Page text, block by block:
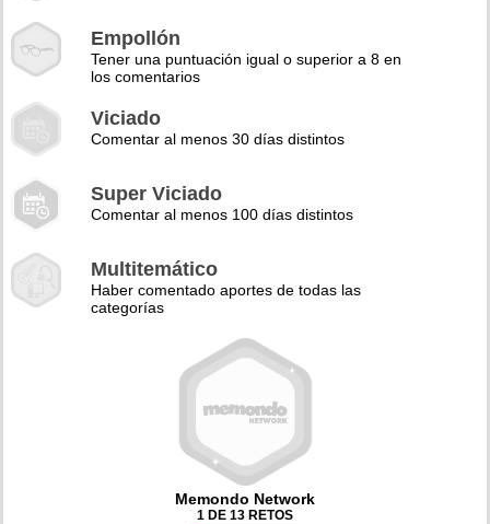
Empollón
Tener una puntuación igual o superior a 8 en
los comentarios
Viciado
Comentar al menos 30 días distintos
Super Viciado
Comentar al menos 100 días distintos
Multitemático
Haber comentado aportes de todas las
categorías
Memondo Network
1 DE 13 RETOS